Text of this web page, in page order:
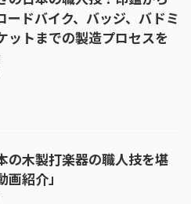
ードバイク、バッジ、バドミ
ットまでの製造プロセスを
の木製打楽器の職人技を堪
紹介」